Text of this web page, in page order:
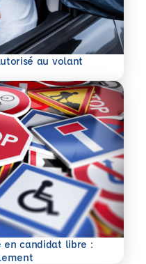
au volant
en candidat libre :